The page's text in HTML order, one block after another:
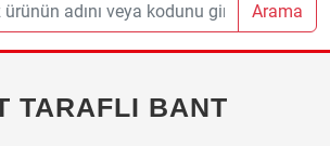
Arama
TARAFLI BANT